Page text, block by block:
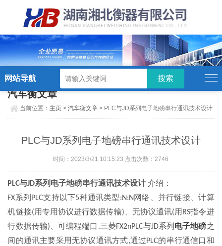
硬汉视频,硬汉视频app下载,硬汉视频ios
下载苹果版,硬汉视频app安卓破解版
网站导航
汽车衡文章
当前位置： 主页 >汽车衡文章 > PLC与JD系列电子地磅串行通讯技术设计
PLC与JD系列电子地磅串行通讯技术设计
时间：2023/3/21 10:15:23 点击次数：2746
PLC与JD系列电子地磅串行通讯技术设计介绍：
FX系列 PLC支持以下5种通讯类型:N:N网络、并行链接、计算
机链接(用专用协议进行数据传输) 、无协议通讯(用 RS指令进
行数据传输) 、可编程端口 .三菱FX2nPLC与JD系列 电子地磅之
间的通讯主要采用无协议通讯方式,通过PLC的串行通信口和